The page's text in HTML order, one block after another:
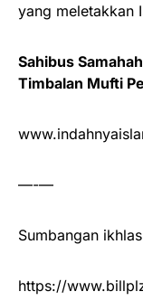
yang meletakkan
Sahibus
Timbalan Mufti
—-—
Sumbangan
https://